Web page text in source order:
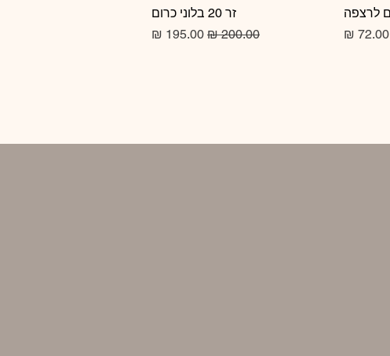
מחיר‏72.00 ‏₪
תצוגה מהירה
זר 20 בלוני כרום
מחיר רגיל מחיר מבצע